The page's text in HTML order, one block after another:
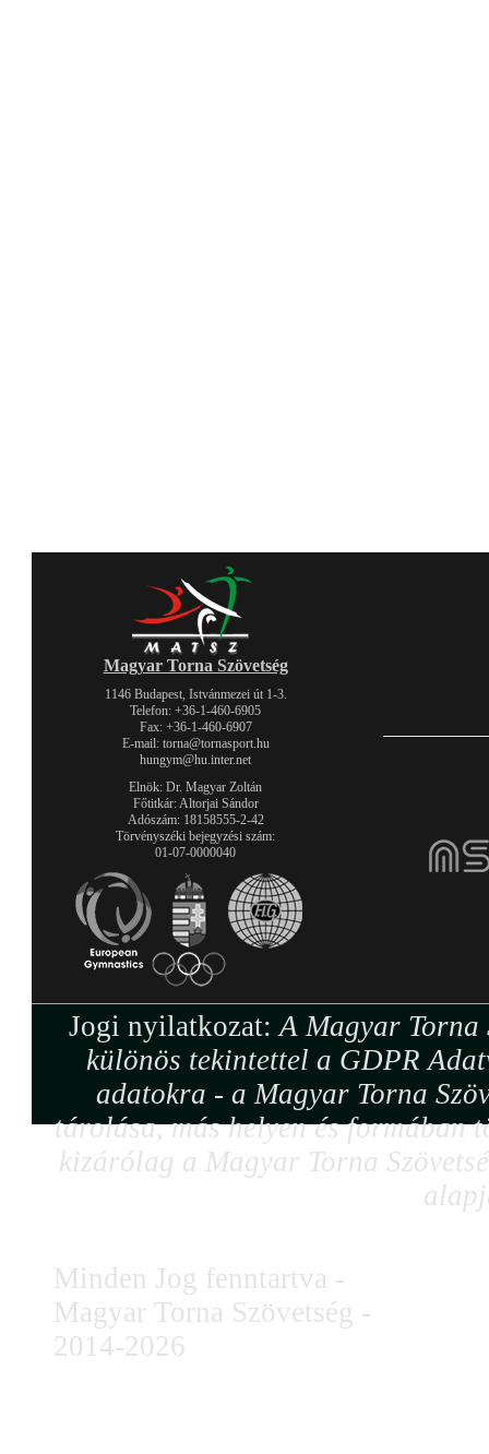
Magyar Torna Szövetség
1146 Budapest, Istvánmezei út 1-3.
Telefon: +36-1-460-6905
Fax: +36-1-460-6907
E-mail: torna@tornasport.hu
hungym@hu.inter.net
Elnök: Dr. Magyar Zoltán
Főtitkár: Altorjai Sándor
Adószám: 18158555-2-42
Törvényszéki bejegyzési szám:
01-07-0000040
Jogi nyilatkozat:A Magyar Torna
különös tekintettel a GDPR
adatokra - a Magyar Torna
tárolása, más helyen és formában
kizárólag a Magyar Torna
Minden Jog fenntartva -
Magyar Torna Szövetség -
2014-2026